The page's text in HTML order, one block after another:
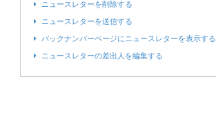
ニュースレターを削除する
ニュースレターを送信する
バックナンバーページにニュースレターを表示する
ニュースレターの差出人を編集する